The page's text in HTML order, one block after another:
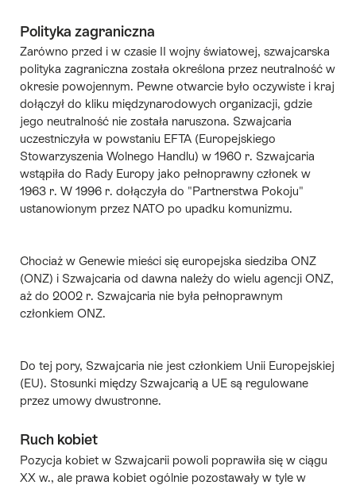
Polityka zagraniczna
Zarówno przed i w czasie II wojny światowej, szwajcarska
polityka zagraniczna została określona przez neutralność w
okresie powojennym. Pewne otwarcie było oczywiste i kraj
dołączył do kliku międzynarodowych organizacji, gdzie
jego neutralność nie została naruszona. Szwajcaria
uczestniczyła w powstaniu EFTA (Europejskiego
Stowarzyszenia Wolnego Handlu) w 1960 r. Szwajcaria
wstąpiła do Rady Europy jako pełnoprawny członek w
1963 r. W 1996 r. dołączyła do "Partnerstwa Pokoju"
ustanowionym przez NATO po upadku komunizmu.
Chociaż w Genewie mieści się europejska siedziba ONZ
(ONZ) i Szwajcaria od dawna należy do wielu agencji ONZ,
aż do 2002 r. Szwajcaria nie była pełnoprawnym
członkiem ONZ.
Do tej pory, Szwajcaria nie jest członkiem Unii Europejskiej
(EU). Stosunki między Szwajcarią a UE są regulowane
przez umowy dwustronne.
Ruch kobiet
Pozycja kobiet w Szwajcarii powoli poprawiła się w ciągu
XX w., ale prawa kobiet ogólnie pozostawały w tyle w